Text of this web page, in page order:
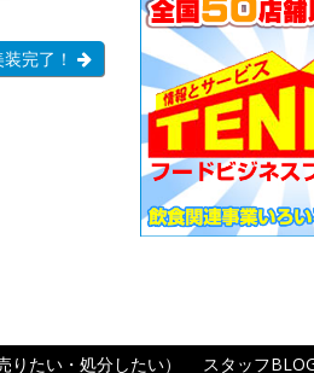
完了！
りたい・処分したい） スタッフ